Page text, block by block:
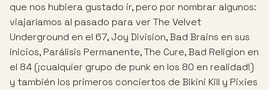
que nos hubiera gustado ir, pero por nombrar algunos:
viajaríamos al pasado para ver The Velvet
Underground en el 67, Joy Division, Bad Brains en sus
inicios, Parálisis Permanente, The Cure, Bad Religion en
el 84 (¡cualquier grupo de punk en los 80 en realidad!)
y también los primeros conciertos de Bikini Kill y Pixies